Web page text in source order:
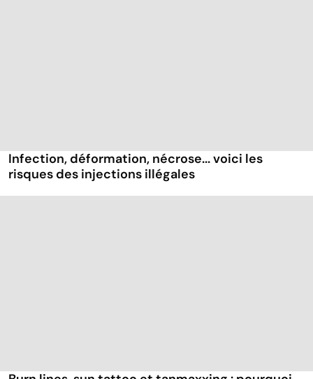
Infection, déformation, nécrose... voici les
risques des injections illégales